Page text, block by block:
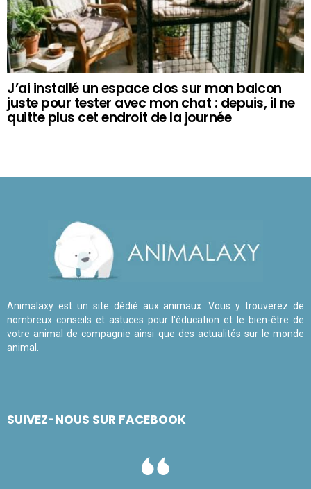
J’ai installé un espace clos sur mon balcon
juste pour tester avec mon chat : depuis, il ne
quitte plus cet endroit de la journée
Animalaxy est un site dédié aux animaux. Vous y trouverez de
nombreux conseils et astuces pour l'éducation et le bien-être de
votre animal de compagnie ainsi que des actualités sur le monde
animal.
SUIVEZ-NOUS SUR FACEBOOK